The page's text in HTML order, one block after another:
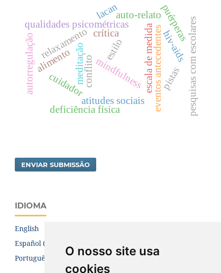
O nosso site usa
cookies
cuidador mindfulness
relaxamento
meditação
qualidades psicométricas escala de medida
crítica
estilo
lacanauto-relato
eventos antecedentes
atitudes sociais
hiv-aidspesquisas com escolares
deficiência física
autorregulação
puérperas
alimento conflito pistas
ENVIAR SUBMISSÃO
IDIOMA
English
Español (España)
Português (Brasil)